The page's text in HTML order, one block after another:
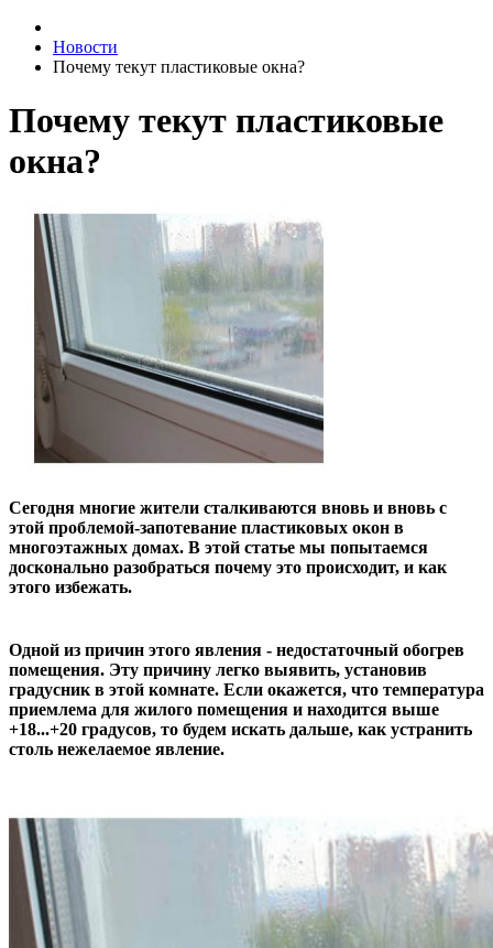
Новости
Почему текут пластиковые окна?
Почему текут пластиковые
окна?
Сегодня многие жители сталкиваются вновь и вновь с
этой проблемой-запотевание пластиковых окон в
многоэтажных домах. В этой статье мы попытаемся
досконально разобраться почему это происходит, и как
этого избежать.
Одной из причин этого явления - недостаточный обогрев
помещения. Эту причину легко выявить, установив
градусник в этой комнате. Если окажется, что температура
приемлема для жилого помещения и находится выше
+18...+20 градусов, то будем искать дальше, как устранить
столь нежелаемое явление.